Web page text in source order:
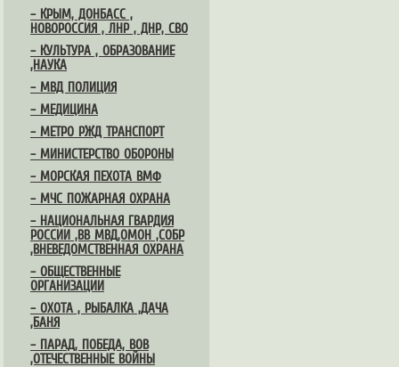
– КРЫМ, ДОНБАСС ,
НОВОРОССИЯ , ЛНР , ДНР, СВО
– КУЛЬТУРА , ОБРАЗОВАНИЕ
,НАУКА
– МВД ПОЛИЦИЯ
– МЕДИЦИНА
– МЕТРО РЖД ТРАНСПОРТ
– МИНИСТЕРСТВО ОБОРОНЫ
– МОРСКАЯ ПЕХОТА ВМФ
– МЧС ПОЖАРНАЯ ОХРАНА
– НАЦИОНАЛЬНАЯ ГВАРДИЯ
РОССИИ ,ВВ МВД,ОМОН ,СОБР
,ВНЕВЕДОМСТВЕННАЯ ОХРАНА
– ОБЩЕСТВЕННЫЕ
ОРГАНИЗАЦИИ
– ОХОТА , РЫБАЛКА ,ДАЧА
,БАНЯ
– ПАРАД, ПОБЕДА, ВОВ
,ОТЕЧЕСТВЕННЫЕ ВОЙНЫ